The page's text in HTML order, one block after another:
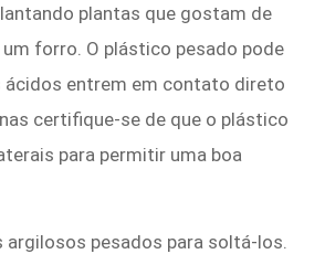
plantas que gostam de
forro. O plástico pesado pode
ácidos entrem em contato direto
certifique-se de que o plástico
para permitir uma boa
argilosos pesados ​​para soltá-los.